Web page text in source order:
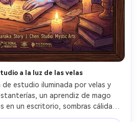
a la luz de las velas
de estudio iluminada por velas y
un aprendiz de mago
en un escritorio, sombras cálidas y
clave de fantasía anime, título